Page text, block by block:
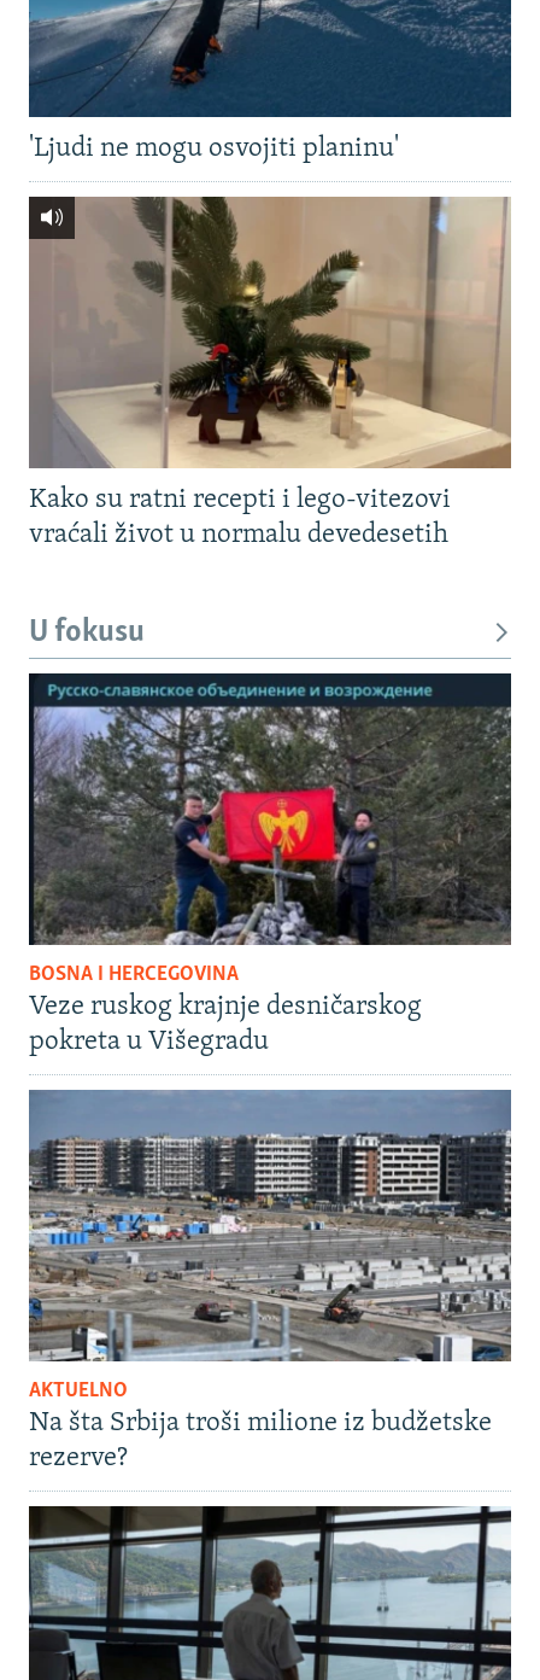
'Ljudi ne mogu osvojiti planinu'
Kako su ratni recepti i lego-vitezovi
vraćali život u normalu devedesetih
U fokusu
BOSNA I HERCEGOVINA
Veze ruskog krajnje desničarskog
pokreta u Višegradu
AKTUELNO
Na šta Srbija troši milione iz budžetske
rezerve?